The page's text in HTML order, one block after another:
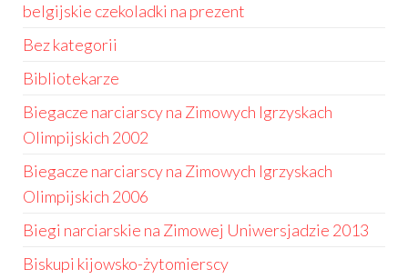
belgijskie czekoladki na prezent
Bez kategorii
Bibliotekarze
Biegacze narciarscy na Zimowych Igrzyskach
Olimpijskich 2002
Biegacze narciarscy na Zimowych Igrzyskach
Olimpijskich 2006
Biegi narciarskie na Zimowej Uniwersjadzie 2013
Biskupi kijowsko-żytomierscy